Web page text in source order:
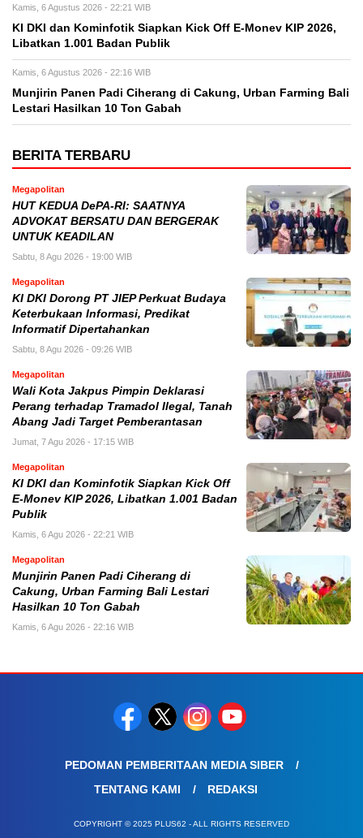
Kamis, 6 Agustus 2026 - 22:21 WIB
KI DKI dan Kominfotik Siapkan Kick Off E-Monev KIP 2026,
Libatkan 1.001 Badan Publik
Kamis, 6 Agustus 2026 - 22:16 WIB
Munjirin Panen Padi Ciherang di Cakung, Urban Farming Bali
Lestari Hasilkan 10 Ton Gabah
BERITA TERBARU
Megapolitan
HUT KEDUA DePA-RI: SAATNYA
ADVOKAT BERSATU DAN BERGERAK
UNTUK KEADILAN
Sabtu, 8 Agu 2026 - 19:00 WIB
Megapolitan
KI DKI Dorong PT JIEP Perkuat Budaya
Keterbukaan Informasi, Predikat
Informatif Dipertahankan
Sabtu, 8 Agu 2026 - 09:26 WIB
Megapolitan
Wali Kota Jakpus Pimpin Deklarasi
Perang terhadap Tramadol Ilegal, Tanah
Abang Jadi Target Pemberantasan
Jumat, 7 Agu 2026 - 17:15 WIB
Megapolitan
KI DKI dan Kominfotik Siapkan Kick Off
E-Monev KIP 2026, Libatkan 1.001 Badan
Publik
Kamis, 6 Agu 2026 - 22:21 WIB
Megapolitan
Munjirin Panen Padi Ciherang di
Cakung, Urban Farming Bali Lestari
Hasilkan 10 Ton Gabah
Kamis, 6 Agu 2026 - 22:16 WIB
PEDOMAN PEMBERITAAN MEDIA SIBER
TENTANG KAMI
REDAKSI
COPYRIGHT © 2025 PLUS62 - ALL RIGHTS RESERVED